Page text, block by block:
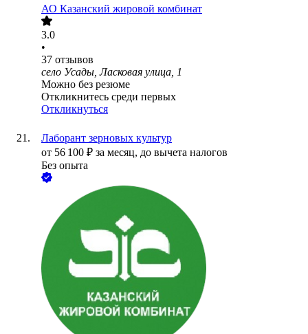
АО Казанский жировой комбинат
3.0
•
37 отзывов
село Усады, Ласковая улица, 1
Можно без резюме
Откликнитесь среди первых
Откликнуться
Лаборант зерновых культур
от 56 100 ₽ за месяц, до вычета налогов
Без опыта